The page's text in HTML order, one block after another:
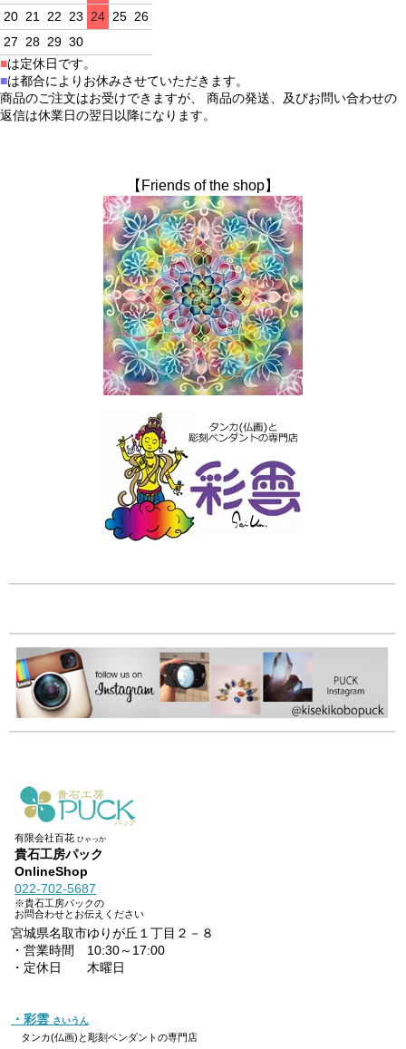
20 21 22 23 24 25 26
27 28 29 30
■は定休日です。
■は都合によりお休みさせていただきます。
商品のご注文はお受けできますが、 商品の発送、及びお問い合わせの
返信は休業日の翌日以降になります。
【Friends of the shop】
有限会社百花ひゃっか
貴石工房パック
OnlineShop
022-702-5687
※貴石工房パックの
お問合わせとお伝えください
宮城県名取市ゆりが丘１丁目２－８
・営業時間 10:30～17:00
・定休日 木曜日
・彩雲 さいうん
タンカ(仏画)と彫刻ペンダントの専門店